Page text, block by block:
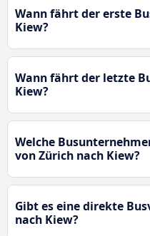
Wann fährt der erste
Kiew?
Wann fährt der letzte
Kiew?
Welche
von Zürich nach Kiew?
Gibt es eine direkte
nach Kiew?